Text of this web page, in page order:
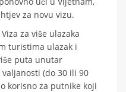
za novu vizu.
Viza za više ulazaka
turistima ulazak i
puta unutar
(do 30 ili 90
korisno za putnike koji